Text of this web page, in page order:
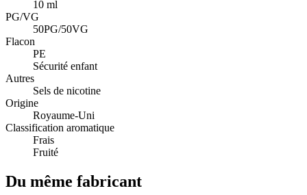
10 ml
PG/VG
50PG/50VG
Flacon
PE
Sécurité enfant
Autres
Sels de nicotine
Origine
Royaume-Uni
Classification aromatique
Frais
Fruité
Du même fabricant